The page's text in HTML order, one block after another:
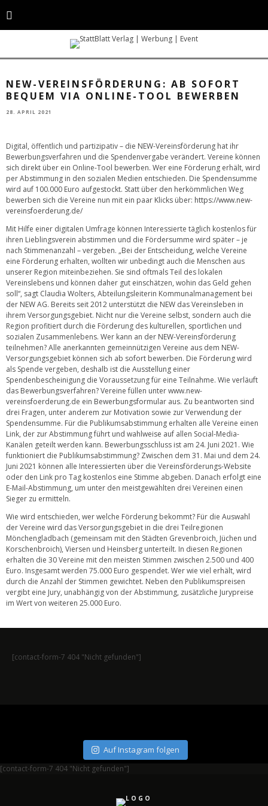
Die NEW-Vereinsförderung hat ihr Bewerbungsverfahren und die
Spendenvergabe verändert. Vereine können sich nun direkt über ein
Online-Tool bewerben. © NEW AG
NEW-VEREINSFÖRDERUNG: AB SOFORT
BEQUEM VIA ONLINE-TOOL BEWERBEN
28. APRIL 2021
Digital, öffentlich und partizipativ – die NEW-Vereinsförderung hat ihr
Bewerbungsverfahren und die Spendenvergabe verändert. Vereine können
sich direkt über ein Online-Tool bewerben. Wer eine Förderung erhält, wird
per Abstimmung in den sozialen Medien entschieden. Die Spendensumme
wird auf 100.000 Euro aufgestockt. Statt über den herkömmlichen Weg
bewerben sich die Vereine nun mit ein paar Klicks über: https://www.new-
vereinsfoerderung.de/
Mit Hilfe einer digitalen Umfrage können Interessierte täglich kostenlos für
ihren Lieblingsverein abstimmen und die Fördersumme wird später – je
nach Stimmenanzahl – vergeben. „Bei der Entscheidung, welche Vereine
eine Förderung erhalten, wollten wir unbedingt auch die Menschen aus
unserer Region miteinbeziehen. Sie sind oftmals Teil des lokalen
Vereinslebens und können daher gut einschätzen, wohin das Geld gehen
soll“, sagt Claudia Wolters, Abteilungsleiterin Kommunalmanagement bei
der NEW AG. Bereits seit 2012 unterstützt die NEW das Vereinsleben in
ihrem Versorgungsgebiet. Nicht nur die Vereine selbst, sondern auch die
Region profitiert durch die Förderung des kulturellen, sportlichen und
sozialen Zusammenlebens. Wer kann an der NEW-Vereinsförderung
teilnehmen? Alle anerkannten gemeinnützigen Vereine aus dem NEW-
Versorgungsgebiet können sich ab sofort bewerben. Die Förderung wird
als Spende vergeben, deshalb ist die Ausstellung einer
Spendenbescheinigung die Voraussetzung für eine Teilnahme. Wie verläuft
das Bewerbungsverfahren? Vereine füllen unter www.new-
vereinsfoerderung.de ein Bewerbungsformular aus. Zu beantworten sind
drei Fragen, unter anderem zur Motivation sowie zur Verwendung der
Spendensumme. Für die Publikumsabstimmung erhalten alle Vereine einen
Link, der zur Abstimmung führt und wahlweise auf allen Social-Media-
Kanälen geteilt werden kann. Bewerbungsschluss ist am 24. Juni 2021. Wie
funktioniert die Publikumsabstimmung? Zwischen dem 31. Mai und dem 24.
Juni 2021 können alle Interessierten über die Vereinsförderungs-Website
oder den Link pro Tag kostenlos eine Stimme abgeben. Danach erfolgt eine
E-Mail-Abstimmung, um unter den meistgewählten drei Vereinen einen
Sieger zu ermitteln.
Wie wird entschieden, wer welche Förderung bekommt? Für die Auswahl
der Vereine wird das Versorgungsgebiet in die drei Teilregionen
Mönchengladbach (gemeinsam mit den Städten Grevenbroich, Jüchen und
Korschenbroich), Viersen und Heinsberg unterteilt. In diesen Regionen
erhalten die 30 Vereine mit den meisten Stimmen zwischen 2.500 und 400
Euro. Insgesamt werden 75.000 Euro gespendet. Wer wie viel erhält, wird
durch die Anzahl der Stimmen gewichtet. Neben den Publikumspreisen
vergibt eine Jury, unabhängig von der Abstimmung, zusätzliche Jurypreise
im Wert von weiteren 25.000 Euro.
[contact-form-7 404 "Nicht gefunden"]
Auf Instagram folgen
[contact-form-7 404 "Nicht gefunden"]